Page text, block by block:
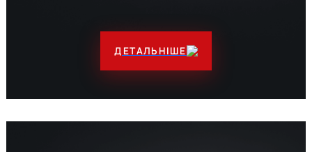
ДЕТАЛЬНІШЕ